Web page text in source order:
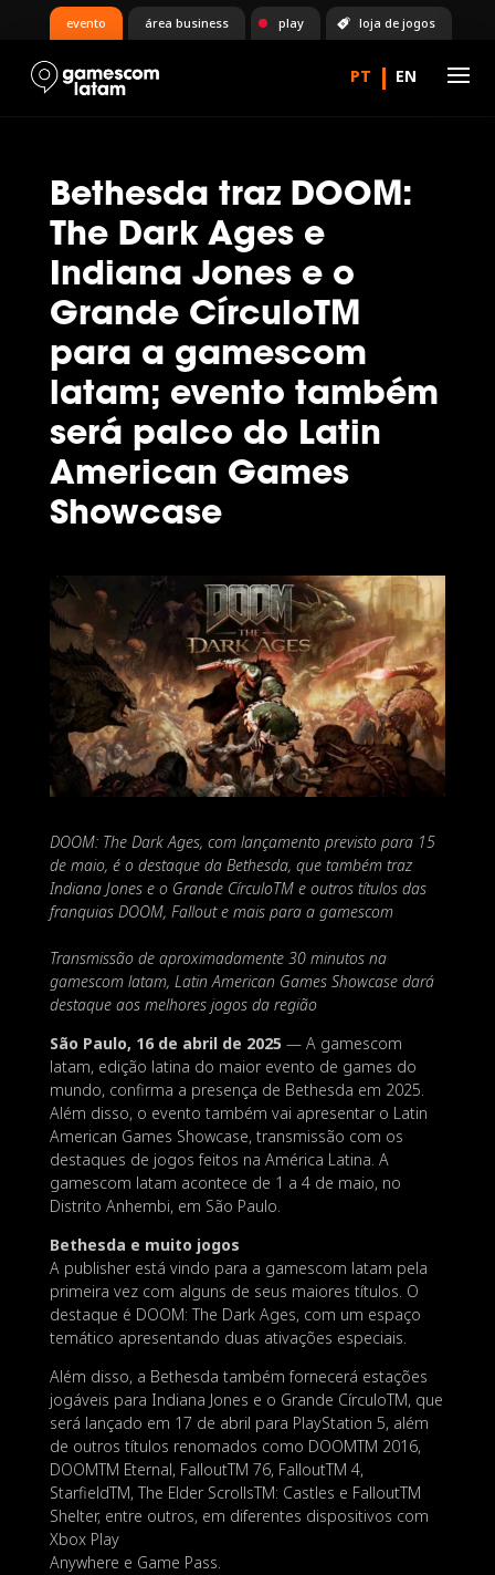
evento área business play loja de jogos
Bethesda traz DOOM:
The Dark Ages e
Indiana Jones e o
Grande CírculoTM
para a gamescom
latam; evento também
será palco do Latin
American Games
Showcase
DOOM: The Dark Ages, com lançamento previsto para 15
de maio, é o destaque da Bethesda, que também traz
Indiana Jones e o Grande CírculoTM e outros títulos das
franquias DOOM, Fallout e mais para a gamescom
Transmissão de aproximadamente 30 minutos na
gamescom latam, Latin American Games Showcase dará
destaque aos melhores jogos da região
São Paulo, 16 de abril de 2025 — A gamescom
latam, edição latina do maior evento de games do
mundo, confirma a presença de Bethesda em 2025.
Além disso, o evento também vai apresentar o Latin
American Games Showcase, transmissão com os
destaques de jogos feitos na América Latina. A
gamescom latam acontece de 1 a 4 de maio, no
Distrito Anhembi, em São Paulo.
Bethesda e muito jogos
A publisher está vindo para a gamescom latam pela
primeira vez com alguns de seus maiores títulos. O
destaque é DOOM: The Dark Ages, com um espaço
temático apresentando duas ativações especiais.
Além disso, a Bethesda também fornecerá estações
jogáveis para Indiana Jones e o Grande CírculoTM, que
será lançado em 17 de abril para PlayStation 5, além
de outros títulos renomados como DOOMTM 2016,
DOOMTM Eternal, FalloutTM 76, FalloutTM 4,
StarfieldTM, The Elder ScrollsTM: Castles e FalloutTM
Shelter, entre outros, em diferentes dispositivos com
Xbox Play
Anywhere e Game Pass.